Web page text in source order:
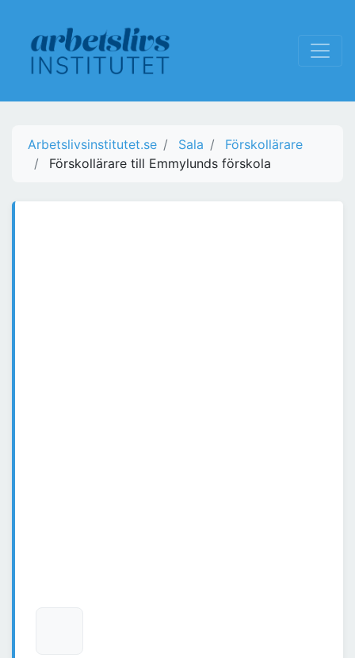
Arbetslivsinstitutet.se Sala
Förskollärare
Förskollärare till Emmylunds förskola